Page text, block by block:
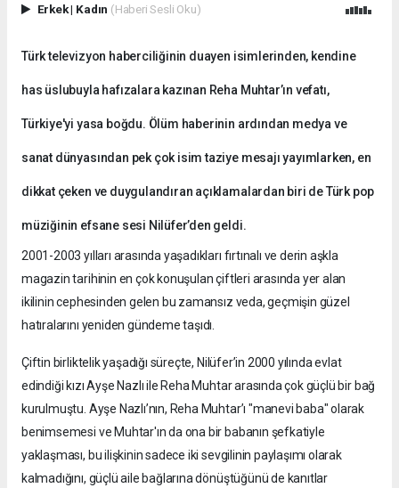
Erkek| Kadın (Haberi Sesli Oku)
Türk televizyon haberciliğinin duayen isimlerinden, kendine
has üslubuyla hafızalara kazınan Reha Muhtar’ın vefatı,
Türkiye'yi yasa boğdu. Ölüm haberinin ardından medya ve
sanat dünyasından pek çok isim taziye mesajı yayımlarken, en
dikkat çeken ve duygulandıran açıklamalardan biri de Türk pop
müziğinin efsane sesi Nilüfer’den geldi.
2001-2003 yılları arasında yaşadıkları fırtınalı ve derin aşkla
magazin tarihinin en çok konuşulan çiftleri arasında yer alan
ikilinin cephesinden gelen bu zamansız veda, geçmişin güzel
hatıralarını yeniden gündeme taşıdı.
Çiftin birliktelik yaşadığı süreçte, Nilüfer’in 2000 yılında evlat
edindiği kızı Ayşe Nazlı ile Reha Muhtar arasında çok güçlü bir bağ
kurulmuştu. Ayşe Nazlı’nın, Reha Muhtar’ı "manevi baba" olarak
benimsemesi ve Muhtar'ın da ona bir babanın şefkatiyle
yaklaşması, bu ilişkinin sadece iki sevgilinin paylaşımı olarak
kalmadığını, güçlü aile bağlarına dönüştüğünü de kanıtlar